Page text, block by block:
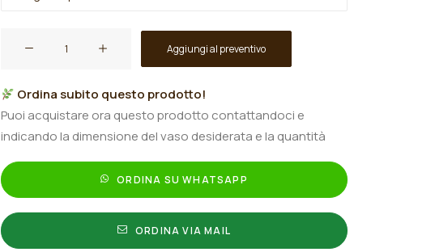
Reader"
quantità
Aggiungi al preventivo
Ordina subito questo prodotto!
Puoi acquistare ora questo prodotto contattandoci e
indicando la dimensione del vaso desiderata e la quantità
ORDINA SU WHATSAPP
ORDINA VIA MAIL